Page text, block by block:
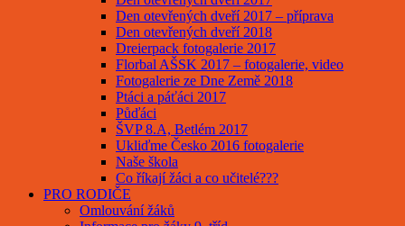
Den otevřených dveří 2017 – příprava
Den otevřených dveří 2018
Dreierpack fotogalerie 2017
Florbal AŠSK 2017 – fotogalerie, video
Fotogalerie ze Dne Země 2018
Ptáci a páťáci 2017
Půďáci
ŠVP 8.A, Betlém 2017
Ukliďme Česko 2016 fotogalerie
Naše škola
Co říkají žáci a co učitelé???
PRO RODIČE
Omlouvání žáků